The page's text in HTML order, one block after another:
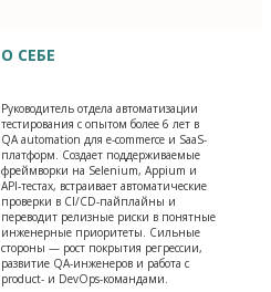
О СЕБЕ
Руководитель отдела автоматизации
тестирования с опытом более 6 лет в
QA automation для e-commerce и SaaS-
платформ. Создает поддерживаемые
фреймворки на Selenium, Appium и
API-тестах, встраивает автоматические
проверки в CI/CD-пайплайны и
переводит релизные риски в понятные
инженерные приоритеты. Сильные
стороны — рост покрытия регрессии,
развитие QA-инженеров и работа с
product- и DevOps-командами.